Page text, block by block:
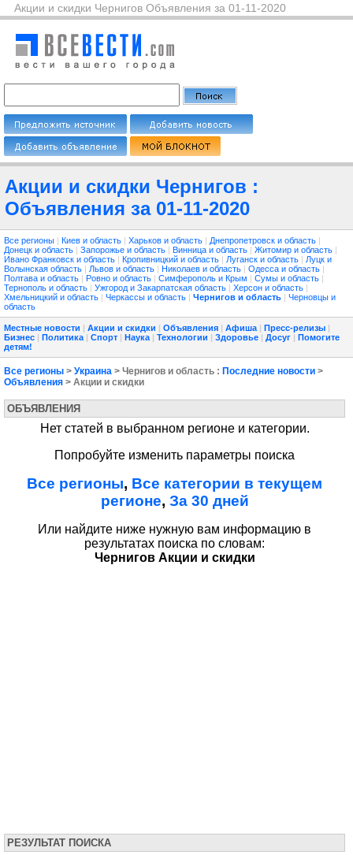
Акции и скидки Чернигов Объявления за 01-11-2020
Акции и скидки Чернигов :
Объявления за 01-11-2020
Все регионы | Киев и область | Харьков и область | Днепропетровск и область |
Донецк и область | Запорожье и область | Винница и область | Житомир и область |
Ивано Франковск и область | Кропивницкий и область | Луганск и область | Луцк и
Волынская область | Львов и область | Николаев и область | Одесса и область |
Полтава и область | Ровно и область | Симферополь и Крым | Сумы и область |
Тернополь и область | Ужгород и Закарпатская область | Херсон и область |
Хмельницкий и область | Черкассы и область | Чернигов и область | Черновцы и
область
Местные новости | Акции и скидки | Объявления | Афиша | Пресс-релизы |
Бизнес | Политика | Спорт | Наука | Технологии | Здоровье | Досуг | Помогите
детям!
Все регионы > Украина > Чернигов и область : Последние новости >
Объявления > Акции и скидки
ОБЪЯВЛЕНИЯ
Нет статей в выбранном регионе и категории.
Попробуйте изменить параметры поиска
Все регионы, Все категории в текущем
регионе, За 30 дней
Или найдите ниже нужную вам информацию в
результатах поиска по словам:
Чернигов Акции и скидки
РЕЗУЛЬТАТ ПОИСКА